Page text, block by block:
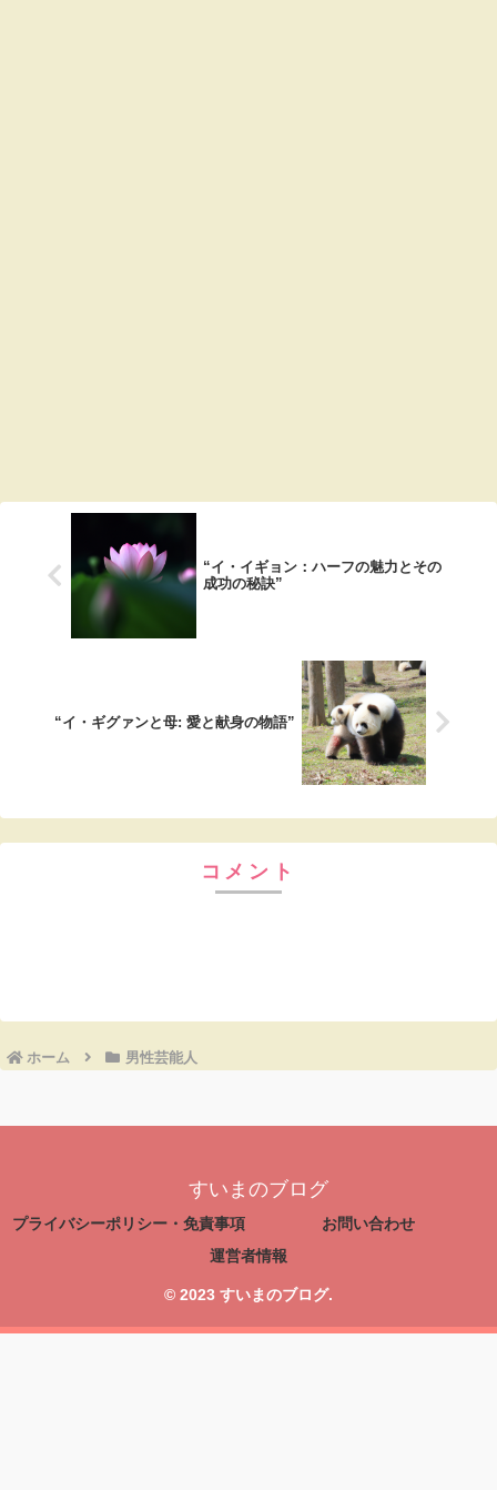
“イ・イギョン：ハーフの魅力とその
成功の秘訣”
“イ・ギグァンと母: 愛と献身の物語”
コメント
ホーム 男性芸能人
すいまのブログ
プライバシーポリシー・免責事項
お問い合わせ
運営者情報
© 2023 すいまのブログ.